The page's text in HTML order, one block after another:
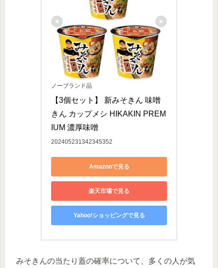
ノーブランド品
【3個セット】 新みそきん 味噌
きん カップメシ HIKAKIN PREM
IUM 濃厚味噌
202405231342345352
Amazonで見る
楽天市場で見る
Yahoo!ショッピングで見る
みそきんの当たり蓋の確率について、多くの人が気